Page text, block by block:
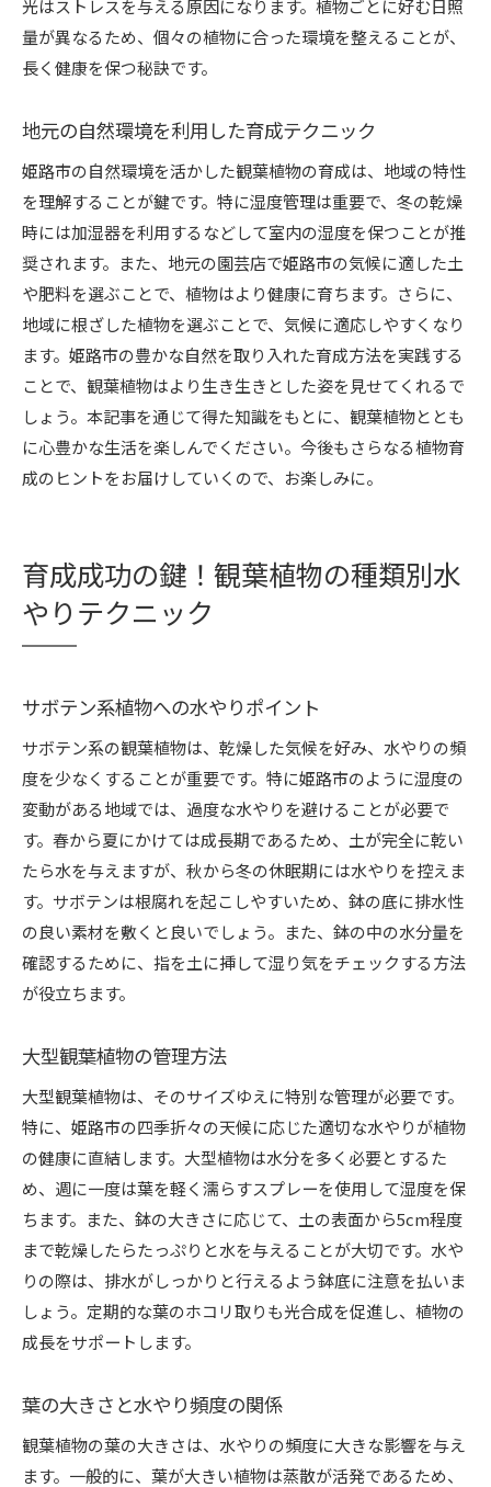
光はストレスを与える原因になります。植物ごとに好む日照
量が異なるため、個々の植物に合った環境を整えることが、
長く健康を保つ秘訣です。
地元の自然環境を利用した育成テクニック
姫路市の自然環境を活かした観葉植物の育成は、地域の特性
を理解することが鍵です。特に湿度管理は重要で、冬の乾燥
時には加湿器を利用するなどして室内の湿度を保つことが推
奨されます。また、地元の園芸店で姫路市の気候に適した土
や肥料を選ぶことで、植物はより健康に育ちます。さらに、
地域に根ざした植物を選ぶことで、気候に適応しやすくなり
ます。姫路市の豊かな自然を取り入れた育成方法を実践する
ことで、観葉植物はより生き生きとした姿を見せてくれるで
しょう。本記事を通じて得た知識をもとに、観葉植物ととも
に心豊かな生活を楽しんでください。今後もさらなる植物育
成のヒントをお届けしていくので、お楽しみに。
育成成功の鍵！観葉植物の種類別水
やりテクニック
サボテン系植物への水やりポイント
サボテン系の観葉植物は、乾燥した気候を好み、水やりの頻
度を少なくすることが重要です。特に姫路市のように湿度の
変動がある地域では、過度な水やりを避けることが必要で
す。春から夏にかけては成長期であるため、土が完全に乾い
たら水を与えますが、秋から冬の休眠期には水やりを控えま
す。サボテンは根腐れを起こしやすいため、鉢の底に排水性
の良い素材を敷くと良いでしょう。また、鉢の中の水分量を
確認するために、指を土に挿して湿り気をチェックする方法
が役立ちます。
大型観葉植物の管理方法
大型観葉植物は、そのサイズゆえに特別な管理が必要です。
特に、姫路市の四季折々の天候に応じた適切な水やりが植物
の健康に直結します。大型植物は水分を多く必要とするた
め、週に一度は葉を軽く濡らすスプレーを使用して湿度を保
ちます。また、鉢の大きさに応じて、土の表面から5cm程度
まで乾燥したらたっぷりと水を与えることが大切です。水や
りの際は、排水がしっかりと行えるよう鉢底に注意を払いま
しょう。定期的な葉のホコリ取りも光合成を促進し、植物の
成長をサポートします。
葉の大きさと水やり頻度の関係
観葉植物の葉の大きさは、水やりの頻度に大きな影響を与え
ます。一般的に、葉が大きい植物は蒸散が活発であるため、